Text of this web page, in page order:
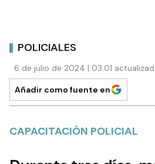
POLICIALES
6 de julio de 2024 | 03:01
Añadir como fuente en
CAPACITACIÓN POLICIAL